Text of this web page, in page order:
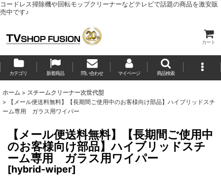
コードレス掃除機や回転モップクリーナーなどテレビで話題の商品を激安販
売中です♪
カート
カテゴリ 新着商品 問い合わせ マイページ 商品検索
ホーム > スチームクリーナー次世代型
>
【メール便送料無料】【長期間ご使用中のお客様向け部品】ハイブリッドスチ
ーム専用 ガラス用ワイパー
【メール便送料無料】【長期間ご使用中
のお客様向け部品】ハイブリッドスチ
ーム専用 ガラス用ワイパー
[hybrid-wiper]